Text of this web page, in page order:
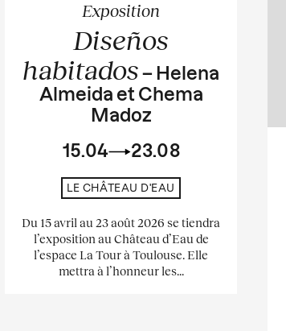
Exposition
Diseños
habitados – Helena
Almeida et Chema
Madoz
15.04 23.08
LE CHÂTEAU D'EAU
Du 15 avril au 23 août 2026 se tiendra
l’exposition au Château d’Eau de
l’espace La Tour à Toulouse. Elle
mettra à l’honneur les...